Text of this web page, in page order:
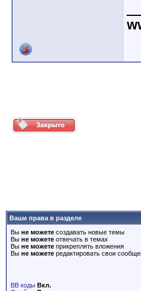
Ваши права в разделе
Вы не можете создавать новые темы
Вы не можете отвечать в темах
Вы не можете прикреплять вложения
Вы не можете редактировать свои
BB коды Вкл.